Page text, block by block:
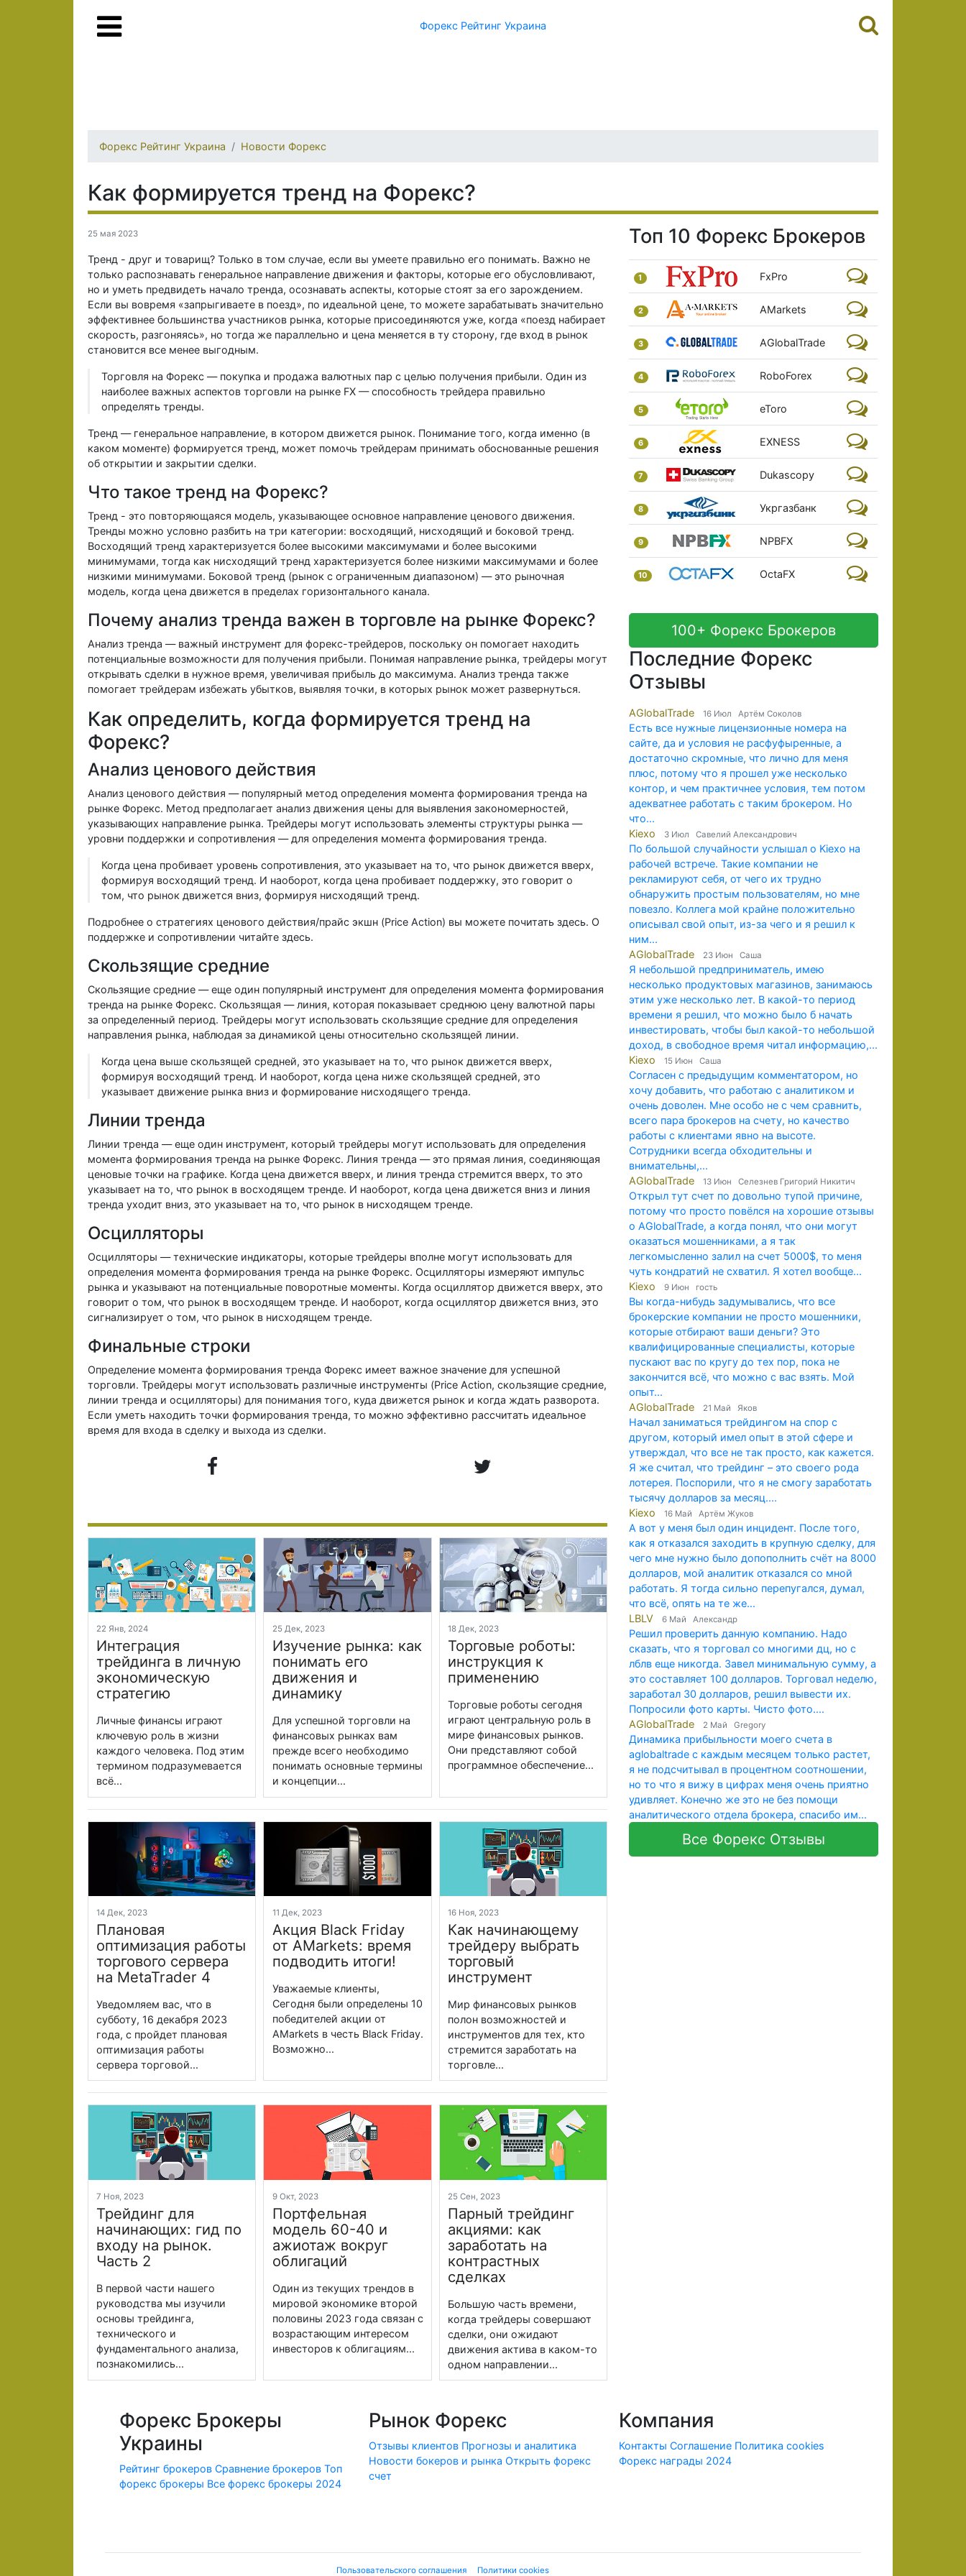
Форекс Рейтинг Украина
Форекс Рейтинг Украина Новости Форекс
Как формируется тренд на Форекс?
25 мая 2023
Тренд - друг и товарищ? Только в том случае, если вы умеете правильно его понимать. Важно не
только распознавать генеральное направление движения и факторы, которые его обусловливают,
но и уметь предвидеть начало тренда, осознавать аспекты, которые стоят за его зарождением.
Если вы вовремя «запрыгиваете в поезд», по идеальной цене, то можете зарабатывать значительно
эффективнее большинства участников рынка, которые присоединяются уже, когда «поезд набирает
скорость, разгоняясь», но тогда же параллельно и цена меняется в ту сторону, где вход в рынок
становится все менее выгодным.
Торговля на Форекс — покупка и продажа валютных пар с целью получения прибыли. Один из
наиболее важных аспектов торговли на рынке FX — способность трейдера правильно
определять тренды.
Тренд — генеральное направление, в котором движется рынок. Понимание того, когда именно (в
каком моменте) формируется тренд, может помочь трейдерам принимать обоснованные решения
об открытии и закрытии сделки.
Что такое тренд на Форекс?
Тренд - это повторяющаяся модель, указывающее основное направление ценового движения.
Тренды можно условно разбить на три категории: восходящий, нисходящий и боковой тренд.
Восходящий тренд характеризуется более высокими максимумами и более высокими
минимумами, тогда как нисходящий тренд характеризуется более низкими максимумами и более
низкими минимумами. Боковой тренд (рынок с ограниченным диапазоном) — это рыночная
модель, когда цена движется в пределах горизонтального канала.
Почему анализ тренда важен в торговле на рынке Форекс?
Анализ тренда — важный инструмент для форекс-трейдеров, поскольку он помогает находить
потенциальные возможности для получения прибыли. Понимая направление рынка, трейдеры могут
открывать сделки в нужное время, увеличивая прибыль до максимума. Анализ тренда также
помогает трейдерам избежать убытков, выявляя точки, в которых рынок может развернуться.
Как определить, когда формируется тренд на
Форекс?
Анализ ценового действия
Анализ ценового действия — популярный метод определения момента формирования тренда на
рынке Форекс. Метод предполагает анализ движения цены для выявления закономерностей,
указывающих направление рынка. Трейдеры могут использовать элементы структуры рынка —
уровни поддержки и сопротивления — для определения момента формирования тренда.
Когда цена пробивает уровень сопротивления, это указывает на то, что рынок движется вверх,
формируя восходящий тренд. И наоборот, когда цена пробивает поддержку, это говорит о
том, что рынок движется вниз, формируя нисходящий тренд.
Подробнее о стратегиях ценового действия/прайс экшн (Price Action) вы можете почитать здесь. О
поддержке и сопротивлении читайте здесь.
Скользящие средние
Скользящие средние — еще один популярный инструмент для определения момента формирования
тренда на рынке Форекс. Скользящая — линия, которая показывает среднюю цену валютной пары
за определенный период. Трейдеры могут использовать скользящие средние для определения
направления рынка, наблюдая за динамикой цены относительно скользящей линии.
Когда цена выше скользящей средней, это указывает на то, что рынок движется вверх,
формируя восходящий тренд. И наоборот, когда цена ниже скользящей средней, это
указывает движение рынка вниз и формирование нисходящего тренда.
Линии тренда
Линии тренда — еще один инструмент, который трейдеры могут использовать для определения
момента формирования тренда на рынке Форекс. Линия тренда — это прямая линия, соединяющая
ценовые точки на графике. Когда цена движется вверх, и линия тренда стремится вверх, то это
указывает на то, что рынок в восходящем тренде. И наоборот, когда цена движется вниз и линия
тренда уходит вниз, это указывает на то, что рынок в нисходящем тренде.
Осцилляторы
Осцилляторы — технические индикаторы, которые трейдеры вполне могут использовать для
определения момента формирования тренда на рынке Форекс. Осцилляторы измеряют импульс
рынка и указывают на потенциальные поворотные моменты. Когда осциллятор движется вверх, это
говорит о том, что рынок в восходящем тренде. И наоборот, когда осциллятор движется вниз, это
сигнализирует о том, что рынок в нисходящем тренде.
Финальные строки
Определение момента формирования тренда Форекс имеет важное значение для успешной
торговли. Трейдеры могут использовать различные инструменты (Price Action, скользящие средние,
линии тренда и осцилляторы) для понимания того, куда движется рынок и когда ждать разворота.
Если уметь находить точки формирования тренда, то можно эффективно рассчитать идеальное
время для входа в сделку и выхода из сделки.
22 Янв, 2024
Интеграция
трейдинга в личную
экономическую
стратегию
Личные финансы играют
ключевую роль в жизни
каждого человека. Под этим
термином подразумевается
всё...
25 Дек, 2023
Изучение рынка: как
понимать его
движения и
динамику
Для успешной торговли на
финансовых рынках вам
прежде всего необходимо
понимать основные термины
и концепции...
18 Дек, 2023
Торговые роботы:
инструкция к
применению
Торговые роботы сегодня
играют центральную роль в
мире финансовых рынков.
Они представляют собой
программное обеспечение...
14 Дек, 2023
Плановая
оптимизация работы
торгового сервера
на MetaTrader 4
Уведомляем вас, что в
субботу, 16 декабря 2023
года, с пройдет плановая
оптимизация работы
сервера торговой...
11 Дек, 2023
Акция Black Friday
от AMarkets: время
подводить итоги!
Уважаемые клиенты,
Сегодня были определены 10
победителей акции от
AMarkets в честь Black Friday.
Возможно...
16 Ноя, 2023
Как начинающему
трейдеру выбрать
торговый
инструмент
Мир финансовых рынков
полон возможностей и
инструментов для тех, кто
стремится заработать на
торговле...
7 Ноя, 2023
Трейдинг для
начинающих: гид по
входу на рынок.
Часть 2
В первой части нашего
руководства мы изучили
основы трейдинга,
технического и
фундаментального анализа,
познакомились...
9 Окт, 2023
Портфельная
модель 60-40 и
ажиотаж вокруг
облигаций
Один из текущих трендов в
мировой экономике второй
половины 2023 года связан с
возрастающим интересом
инвесторов к облигациям...
25 Сен, 2023
Парный трейдинг
акциями: как
заработать на
контрастных
сделках
Большую часть времени,
когда трейдеры совершают
сделки, они ожидают
движения актива в каком-то
одном направлении...
Топ 10 Форекс Брокеров
1 FxPro
2 AMarkets
3 AGlobalTrade
4 RoboForex
5 eToro
6 EXNESS
7 Dukascopy
8 Укргазбанк
9 NPBFX
10 OctaFX
100+ Форекс Брокеров
Последние Форекс
Отзывы
AGlobalTrade 16 Июл Артём Соколов
Есть все нужные лицензионные номера на
сайте, да и условия не расфуфыренные, а
достаточно скромные, что лично для меня
плюс, потому что я прошел уже несколько
контор, и чем практичнее условия, тем потом
адекватнее работать с таким брокером. Но
что...
Kiexo
3 Июл Савелий Александрович
По большой случайности услышал о Kiexo на
рабочей встрече. Такие компании не
рекламируют себя, от чего их трудно
обнаружить простым пользователям, но мне
повезло. Коллега мой крайне положительно
описывал свой опыт, из-за чего и я решил к
ним...
AGlobalTrade
23 Июн Саша
Я небольшой предприниматель, имею
несколько продуктовых магазинов, занимаюсь
этим уже несколько лет. В какой-то период
времени я решил, что можно было б начать
инвестировать, чтобы был какой-то небольшой
доход, в свободное время читал информацию,...
Kiexo
15 Июн Саша
Согласен с предыдущим комментатором, но
хочу добавить, что работаю с аналитиком и
очень доволен. Мне особо не с чем сравнить,
всего пара брокеров на счету, но качество
работы с клиентами явно на высоте.
Сотрудники всегда обходительны и
внимательны,...
AGlobalTrade
13 Июн Селезнев Григорий Никитич
Открыл тут счет по довольно тупой причине,
потому что просто повёлся на хорошие отзывы
о AGlobalTrade, а когда понял, что они могут
оказаться мошенниками, а я так
легкомысленно залил на счет 5000$, то меня
чуть кондратий не схватил. Я хотел вообще...
Kiexo
9 Июн гость
Вы когда-нибудь задумывались, что все
брокерские компании не просто мошенники,
которые отбирают ваши деньги? Это
квалифицированные специалисты, которые
пускают вас по кругу до тех пор, пока не
закончится всё, что можно с вас взять. Мой
опыт...
AGlobalTrade
21 Май Яков
Начал заниматься трейдингом на спор с
другом, который имел опыт в этой сфере и
утверждал, что все не так просто, как кажется.
Я же считал, что трейдинг – это своего рода
лотерея. Поспорили, что я не смогу заработать
тысячу долларов за месяц....
Kiexo
16 Май Артём Жуков
А вот у меня был один инцидент. После того,
как я отказался заходить в крупную сделку, для
чего мне нужно было допополнить счёт на 8000
долларов, мой аналитик отказался со мной
работать. Я тогда сильно перепугался, думал,
что всё, опять на те же...
LBLV
6 Май Александр
Решил проверить данную компанию. Надо
сказать, что я торговал со многими дц, но с
лблв еще никогда. Завел минимальную сумму, а
это составляет 100 долларов. Торговал неделю,
заработал 30 долларов, решил вывести их.
Попросили фото карты. Чисто фото....
AGlobalTrade
2 Май Gregory
Динамика прибыльности моего счета в
aglobaltrade с каждым месяцем только растет,
я не подсчитывал в процентном соотношении,
но то что я вижу в цифрах меня очень приятно
удивляет. Конечно же это не без помощи
аналитического отдела брокера, спасибо им...
Все Форекс Отзывы
Форекс Брокеры
Украины
Рейтинг брокеров Сравнение брокеров Топ
форекс брокеры Все форекс брокеры 2024
Рынок Форекс
Отзывы клиентов Прогнозы и аналитика
Новости бокеров и рынка Открыть форекс
счет
Компания
Контакты Соглашение Политика cookies
Форекс награды 2024
Пользовательского соглашения Политики cookies